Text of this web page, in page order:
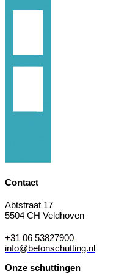
Contact
Abtstraat 17
5504 CH Veldhoven
+31 06 53827900
info@betonschutting.nl
Onze schuttingen